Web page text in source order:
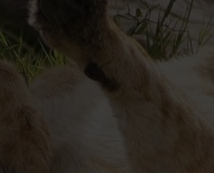
Beach
Beach
Beach
Beach